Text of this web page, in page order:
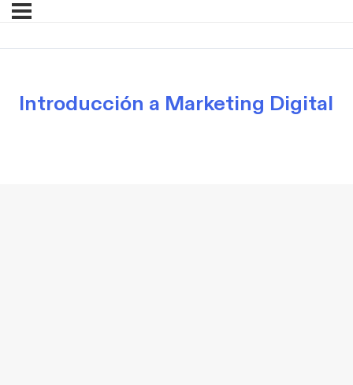
Introducción a Marketing Digital